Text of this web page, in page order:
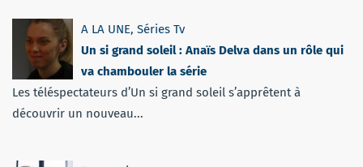
A LA UNE, Séries Tv
Un si grand soleil : Anaïs Delva dans un rôle qui
va chambouler la série
Les téléspectateurs d’Un si grand soleil s’apprêtent à
découvrir un nouveau...